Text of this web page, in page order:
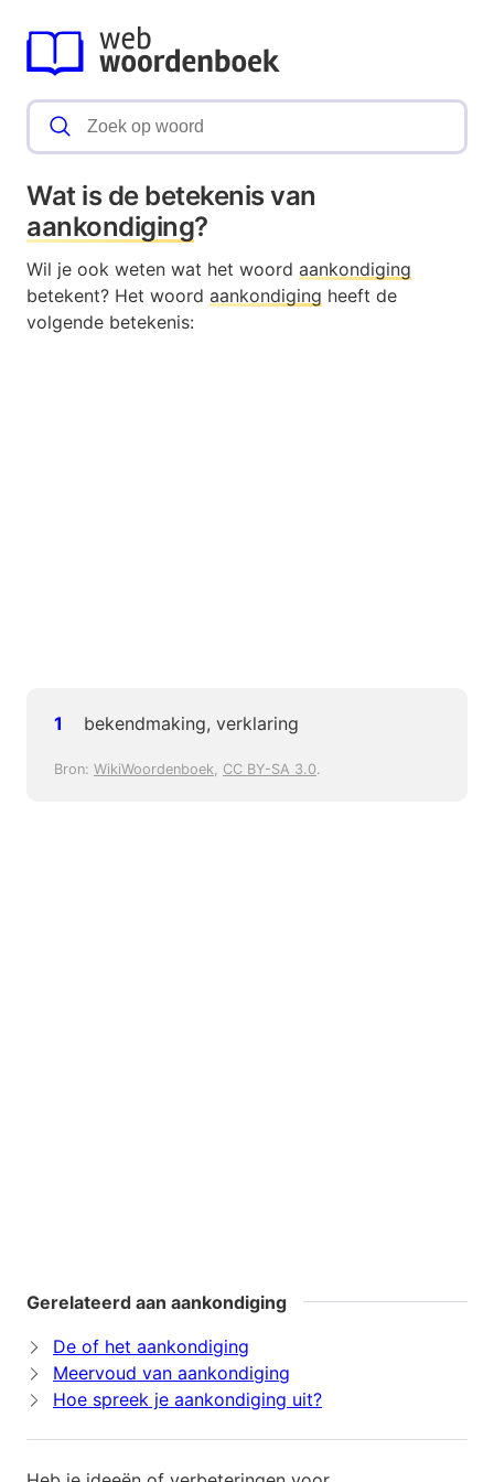
Wat is de betekenis van
aankondiging?
Wil je ook weten wat het woord aankondiging
betekent? Het woord aankondiging heeft de
volgende betekenis:
bekendmaking, verklaring
Bron: WikiWoordenboek, CC BY-SA 3.0.
Gerelateerd aan aankondiging
De of het aankondiging
Meervoud van aankondiging
Hoe spreek je aankondiging uit?